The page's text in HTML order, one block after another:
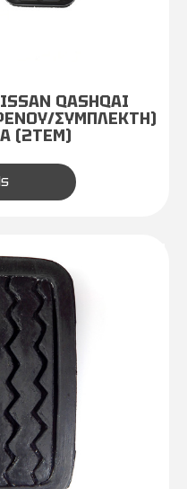
QASHQAI
ΣΥΜΠΛΕΚΤΗ)
(2ΤΕΜ)